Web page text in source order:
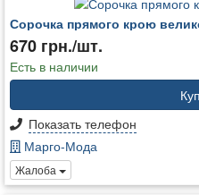
Сорочка прямого крою
670 грн./шт.
Есть в наличии
Показать телефон
Марго-Мода
Жалоба